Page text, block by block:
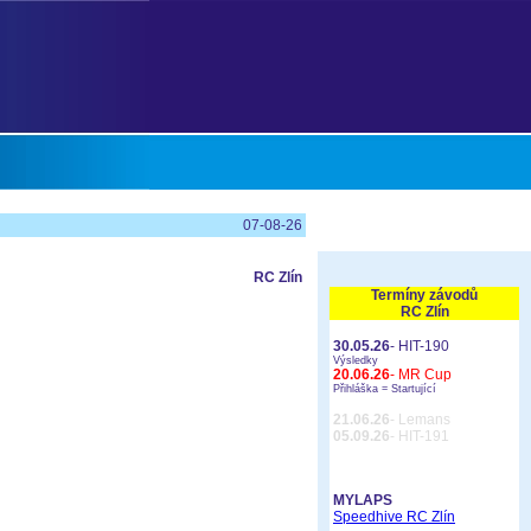
07-08-26
RC Zlín
Termíny závodů
RC Zlín
30.05.26- HIT-190
Výsledky
20.06.26- MR Cup
Přihláška = Startující
21.06.26- Lemans
05.09.26- HIT-191
MYLAPS
Speedhive RC Zlín